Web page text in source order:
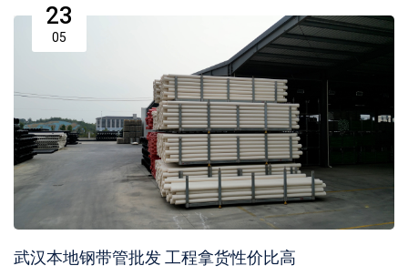
23
05
武汉本地钢带管批发 工程拿货性价比高